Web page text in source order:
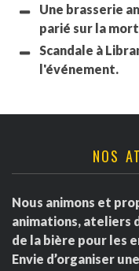
Une brasserie
parié sur la
Scandale à
l'événement.
NOS
Nous animons et
animations, ateliers
de la bière pour les
Envie d’organiser